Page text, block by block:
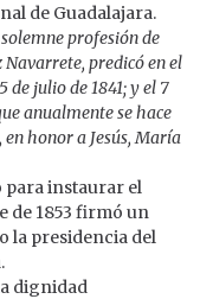
de Guadalajara.
profesión de
Navarrete, predicó en el
de julio de 1841; y el 7
anualmente se hace
honor a Jesús, María
para instaurar el
de 1853 firmó un
la presidencia del
dignidad